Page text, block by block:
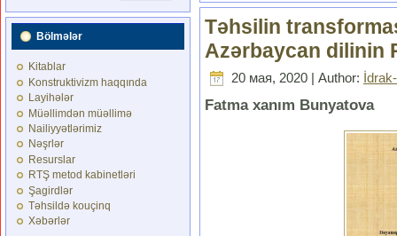
Bölmələr
Kitablar
Konstruktivizm haqqında
Layihələr
Müəllimdən müəllimə
Nailiyyətlərimiz
Nəşrlər
Resurslar
RTŞ metod kabinetləri
Şagirdlər
Təhsildə kouçinq
Xəbərlər
Təhsilin
Azərbaycan dilinin
20 мая, 2020 | Author:
Fatma xanım Bunyatova